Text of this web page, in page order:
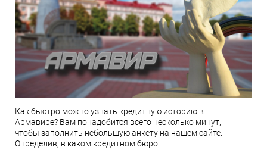
Как быстро можно узнать кредитную историю в
Армавире? Вам понадобится всего несколько минут,
чтобы заполнить небольшую анкету на нашем сайте.
Определив, в каком кредитном бюро